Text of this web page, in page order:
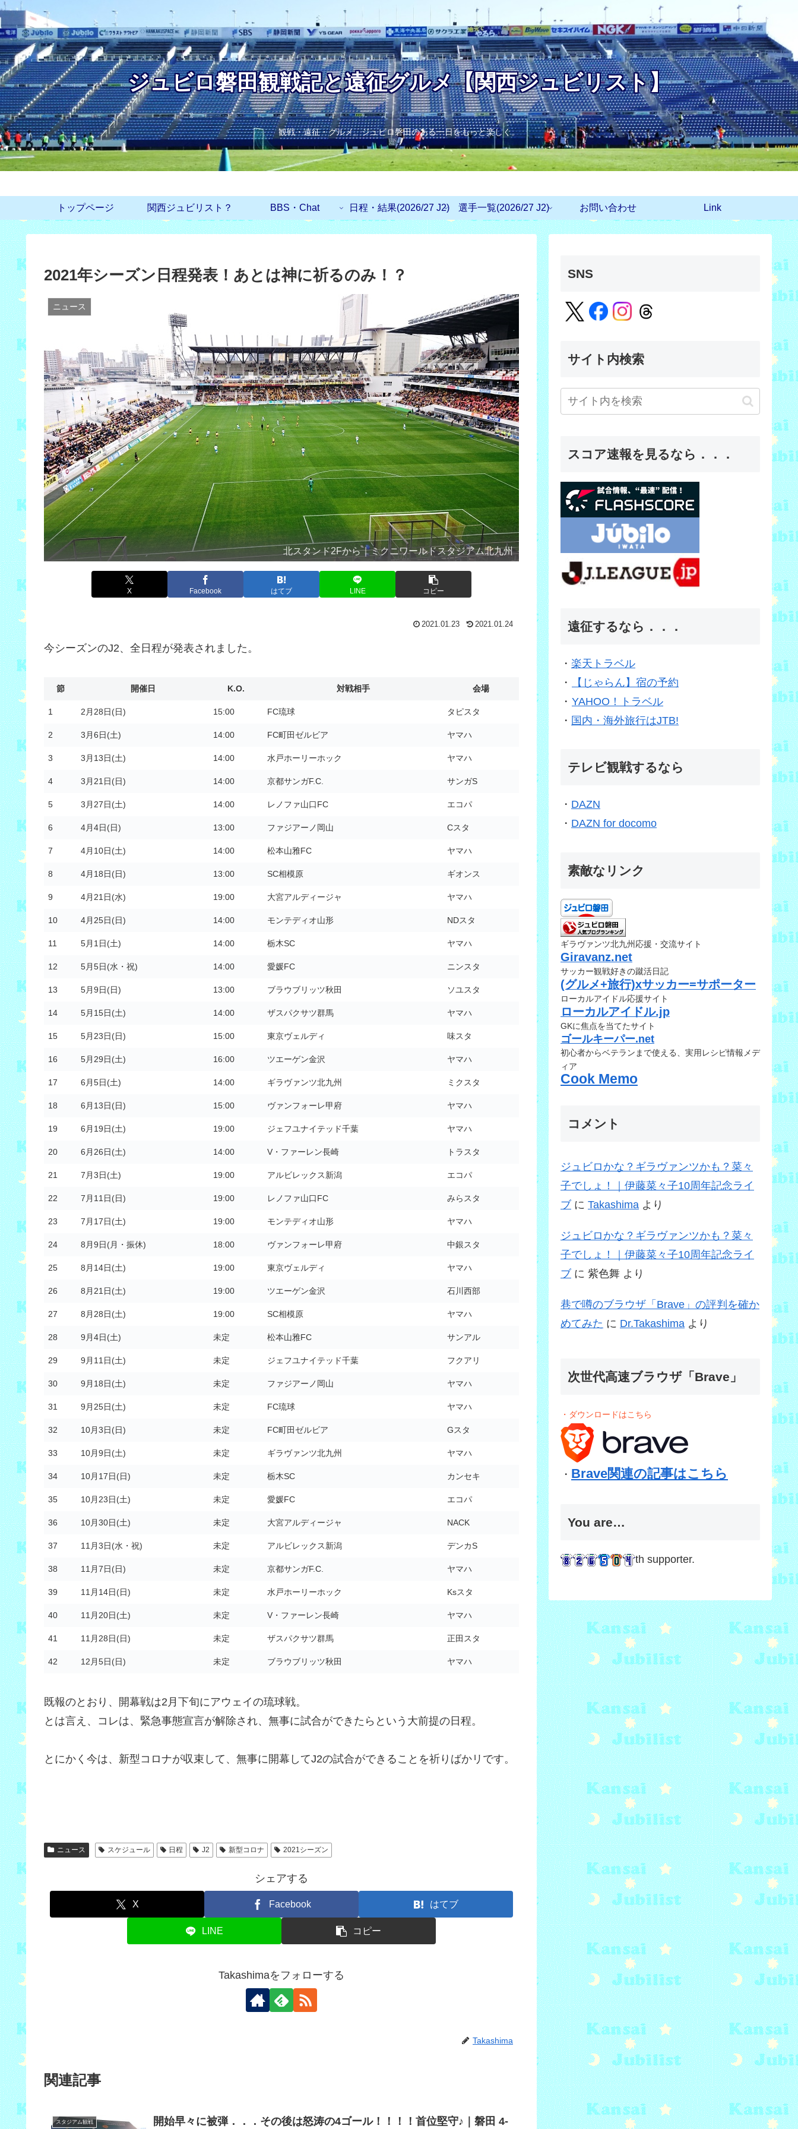
ジュビロ磐田観戦記と遠征グルメ【関西ジュビリスト】
観戦・遠征・グルメ。ジュビロ磐田のある一日をもっと楽しく。
トップページ 関西ジュビリスト？ BBS・Chat 日程・結果(2026/27 J2) 選手一覧(2026/27 J2) お問い合わせ Link
2021年シーズン日程発表！あとは神に祈るのみ！？
ニュース
北スタンド2Fから｜ミクニワールドスタジアム北九州
X Facebook はてブ LINE コピー
2021.01.23 2021.01.24
今シーズンのJ2、全日程が発表されました。
節 開催日 K.O. 対戦相手 会場
1 2月28日(日) 15:00 FC琉球 タピスタ
2 3月6日(土) 14:00 FC町田ゼルビア ヤマハ
3 3月13日(土) 14:00 水戸ホーリーホック ヤマハ
4 3月21日(日) 14:00 京都サンガF.C. サンガS
5 3月27日(土) 14:00 レノファ山口FC エコパ
6 4月4日(日) 13:00 ファジアーノ岡山 Cスタ
7 4月10日(土) 14:00 松本山雅FC ヤマハ
8 4月18日(日) 13:00 SC相模原 ギオンス
9 4月21日(水) 19:00 大宮アルディージャ ヤマハ
10 4月25日(日) 14:00 モンテディオ山形 NDスタ
11 5月1日(土) 14:00 栃木SC ヤマハ
12 5月5日(水・祝) 14:00 愛媛FC ニンスタ
13 5月9日(日) 13:00 ブラウブリッツ秋田 ソユスタ
14 5月15日(土) 14:00 ザスパクサツ群馬 ヤマハ
15 5月23日(日) 15:00 東京ヴェルディ 味スタ
16 5月29日(土) 16:00 ツエーゲン金沢 ヤマハ
17 6月5日(土) 14:00 ギラヴァンツ北九州 ミクスタ
18 6月13日(日) 15:00 ヴァンフォーレ甲府 ヤマハ
19 6月19日(土) 19:00 ジェフユナイテッド千葉 ヤマハ
20 6月26日(土) 14:00 V・ファーレン長崎 トラスタ
21 7月3日(土) 19:00 アルビレックス新潟 エコパ
22 7月11日(日) 19:00 レノファ山口FC みらスタ
23 7月17日(土) 19:00 モンテディオ山形 ヤマハ
24 8月9日(月・振休) 18:00 ヴァンフォーレ甲府 中銀スタ
25 8月14日(土) 19:00 東京ヴェルディ ヤマハ
26 8月21日(土) 19:00 ツエーゲン金沢 石川西部
27 8月28日(土) 19:00 SC相模原 ヤマハ
28 9月4日(土) 未定 松本山雅FC サンアル
29 9月11日(土) 未定 ジェフユナイテッド千葉 フクアリ
30 9月18日(土) 未定 ファジアーノ岡山 ヤマハ
31 9月25日(土) 未定 FC琉球 ヤマハ
32 10月3日(日) 未定 FC町田ゼルビア Gスタ
33 10月9日(土) 未定 ギラヴァンツ北九州 ヤマハ
34 10月17日(日) 未定 栃木SC カンセキ
35 10月23日(土) 未定 愛媛FC エコパ
36 10月30日(土) 未定 大宮アルディージャ NACK
37 11月3日(水・祝) 未定 アルビレックス新潟 デンカS
38 11月7日(日) 未定 京都サンガF.C. ヤマハ
39 11月14日(日) 未定 水戸ホーリーホック Ksスタ
40 11月20日(土) 未定 V・ファーレン長崎 ヤマハ
41 11月28日(日) 未定 ザスパクサツ群馬 正田スタ
42 12月5日(日) 未定 ブラウブリッツ秋田 ヤマハ
既報のとおり、開幕戦は2月下旬にアウェイの琉球戦。
とは言え、コレは、緊急事態宣言が解除され、無事に試合ができたらという大前提の日程。
とにかく今は、新型コロナが収束して、無事に開幕してJ2の試合ができることを祈りばかリです。
ニュース スケジュール 日程 J2 新型コロナ 2021シーズン
シェアする
X Facebook はてブ
LINE コピー
Takashimaをフォローする
Takashima
関連記事
スタジアム観戦 開始早々に被弾．．．その後は怒涛の4ゴール！！！！首位堅守♪｜磐田 4-
SNS
サイト内検索
スコア速報を見るなら．．．
遠征するなら．．．
・ 楽天トラベル
・
【じゃらん】宿の予約
・ YAHOO！トラベル
・ 国内・海外旅行はJTB!
テレビ観戦するなら
・ DAZN
・ DAZN for docomo
素敵なリンク
ギラヴァンツ北九州応援・交流サイト
Giravanz.net
サッカー観戦好きの蹴活日記
(グルメ+旅行)xサッカー=サポーター
ローカルアイドル応援サイト
ローカルアイドル.jp
GKに焦点を当てたサイト
ゴールキーパー.net
初心者からベテランまで使える、実用レシピ情報メデ
ィア
Cook Memo
コメント
ジュビロかな？ギラヴァンツかも？菜々
子でしょ！｜伊藤菜々子10周年記念ライ
ブ に Takashima より
ジュビロかな？ギラヴァンツかも？菜々
子でしょ！｜伊藤菜々子10周年記念ライ
ブ に 紫色舞 より
巷で噂のブラウザ「Brave」の評判を確か
めてみた に Dr.Takashima より
次世代高速ブラウザ「Brave」
・ダウンロードはこちら
・ Brave関連の記事はこちら
You are…
th supporter.